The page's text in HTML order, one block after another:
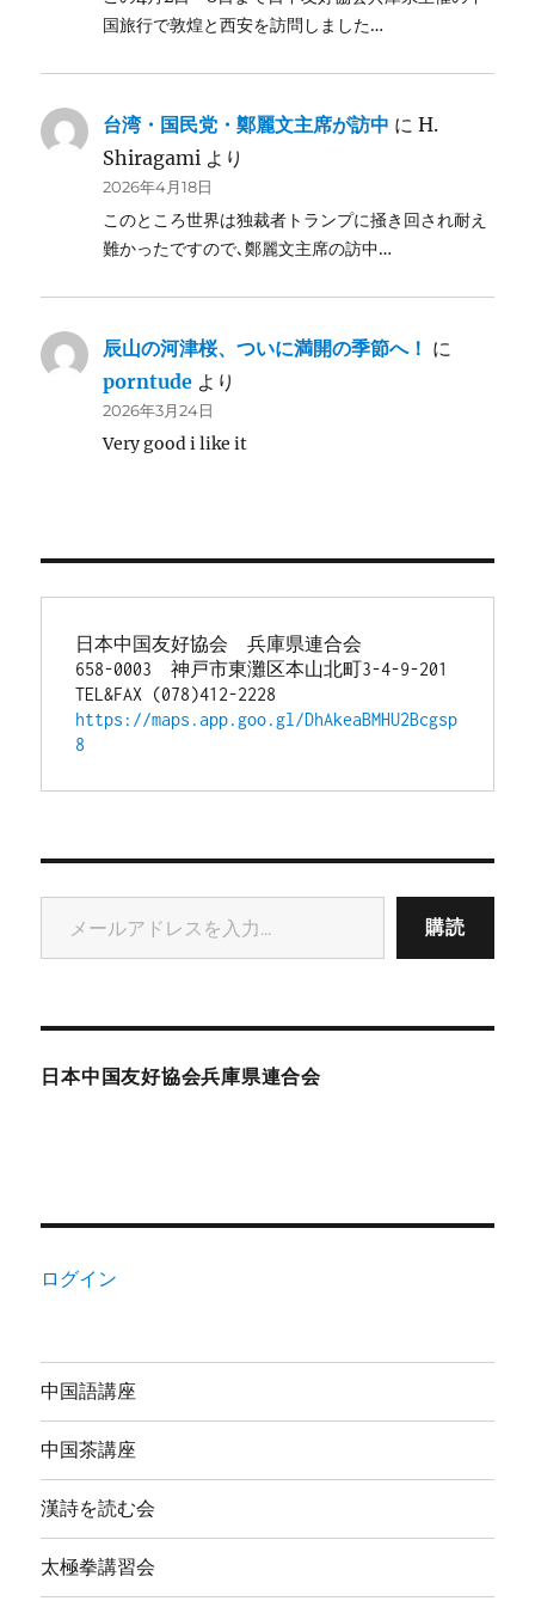
国旅行で敦煌と西安を訪問しました…
台湾・国民党・鄭麗文主席が訪中 にH.
Shiragami より
2026年4月18日
このところ世界は独裁者トランプに掻き回され耐え
難かったですので､鄭麗文主席の訪中…
辰山の河津桜、ついに満開の季節へ！ に
porntude より
2026年3月24日
Very good i like it
日本中国友好協会　兵庫県連合会
658-0003　神戸市東灘区本山北町3-4-9-201
TEL&FAX (078)412-2228
https://maps.app.goo.gl/DhAkeaBMHU2Bcgsp
8
メールアドレスを入力...
購読
日本中国友好協会兵庫県連合会
ログイン
中国語講座
中国茶講座
漢詩を読む会
太極拳講習会